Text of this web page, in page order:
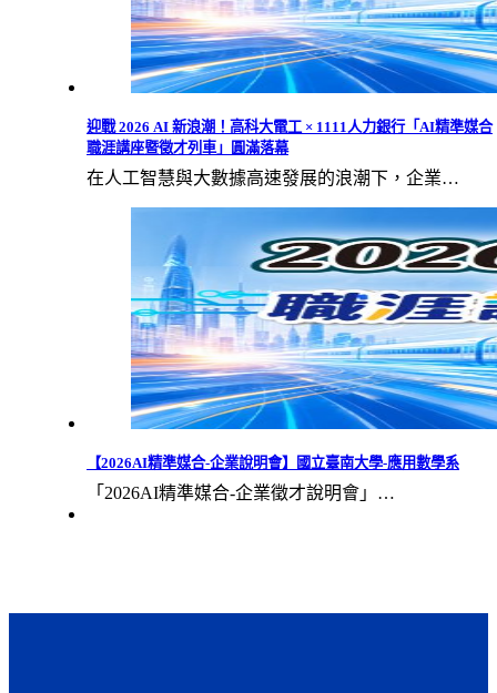
迎戰 2026 AI 新浪潮！高科大電工 × 1111人力銀行「AI精準媒合
職涯講座暨徵才列車」圓滿落幕
在人工智慧與大數據高速發展的浪潮下，企業…
【2026AI精準媒合-企業說明會】國立臺南大學-應用數學系
「2026AI精準媒合-企業徵才說明會」…